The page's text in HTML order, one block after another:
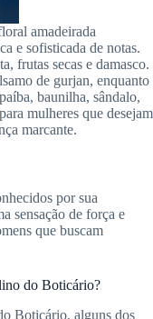
amadeirada
e sofisticada de notas.
frutas secas e damasco.
de gurjan, enquanto
baunilha, sândalo,
mulheres que desejam
marcante.
por sua
sensação de força e
que buscam
do Boticário?
Boticário, alguns dos